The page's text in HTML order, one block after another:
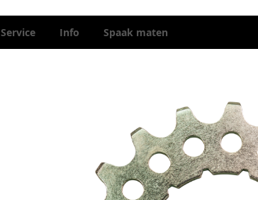
Service Info Spaak maten
afbeeldingen-